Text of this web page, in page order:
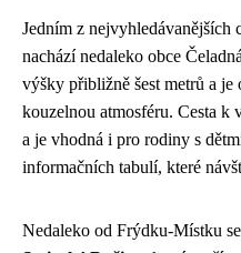
Jedním z nejvyhledávanějších
nachází nedaleko obce
výšky přibližně šest metrů a
kouzelnou atmosféru. Cesta k
a je vhodná i pro rodiny s
informačních tabulí, které
Nedaleko od Frýdku-Místku